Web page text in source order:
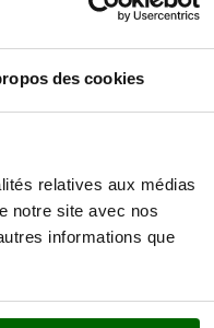
des cookies
relatives aux médias
notre site avec nos
informations que